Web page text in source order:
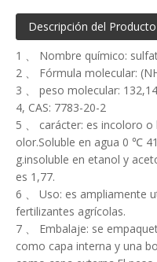
Descripción del Producto
1 、 Nombre químico:
2 、 Fórmula molecular:
3 、 peso molecular: 132,14
4, CAS: 7783-20-2
5 、 carácter: es incoloro
olor.Soluble en agua 0 ℃
g.insoluble en etanol y
es 1,77.
6 、 Uso: es ampliamente
fertilizantes agrícolas.
7 、 Embalaje: se
como capa interna y una